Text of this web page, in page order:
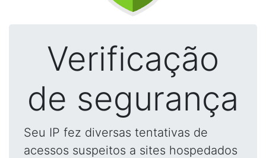
Verificação
de segurança
Seu IP fez diversas tentativas de
acessos suspeitos a sites hospedados